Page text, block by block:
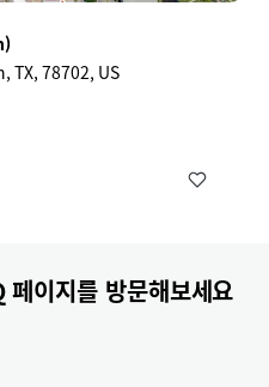
TX, 78702, US
이지를 방문해보세요